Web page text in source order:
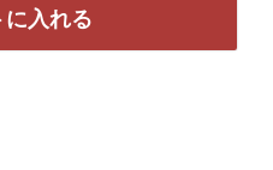
に入れる